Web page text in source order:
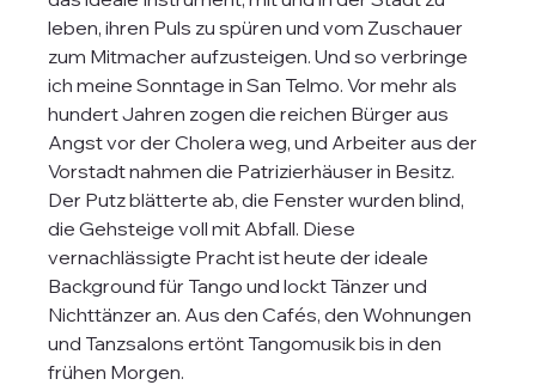
leben, ihren Puls zu spüren und vom Zuschauer
zum Mitmacher aufzusteigen. Und so verbringe
ich meine Sonntage in San Telmo. Vor mehr als
hundert Jahren zogen die reichen Bürger aus
Angst vor der Cholera weg, und Arbeiter aus der
Vorstadt nahmen die Patrizierhäuser in Besitz.
Der Putz blätterte ab, die Fenster wurden blind,
die Gehsteige voll mit Abfall. Diese
vernachlässigte Pracht ist heute der ideale
Background für Tango und lockt Tänzer und
Nichttänzer an. Aus den Cafés, den Wohnungen
und Tanzsalons ertönt Tangomusik bis in den
frühen Morgen.